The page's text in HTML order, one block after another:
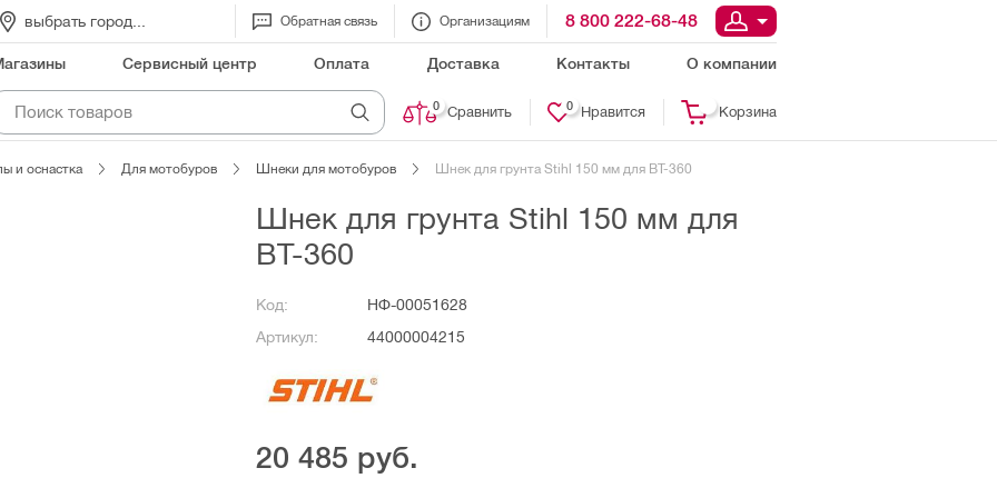
выбрать город... Обратная связь Организациям 8 800 222-68-48
Сервисный центр Оплата Доставка Контакты О компании
Сравнить
0 Нравится
0 Корзина
и оснастка Для мотобуров Шнеки для мотобуров Шнек для грунта Stihl 150 мм для ВТ-360
Шнек для грунта Stihl 150 мм для
ВТ-360
Код:
НФ-00051628
Артикул:
44000004215
20 485 руб.